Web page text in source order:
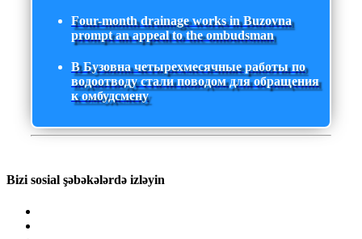
Four-month drainage works in Buzovna
prompt an appeal to the ombudsman
В Бузовна четырехмесячные работы по
водоотводу стали поводом для обращения
к омбудсмену
Bizi sosial şəbəkələrdə izləyin